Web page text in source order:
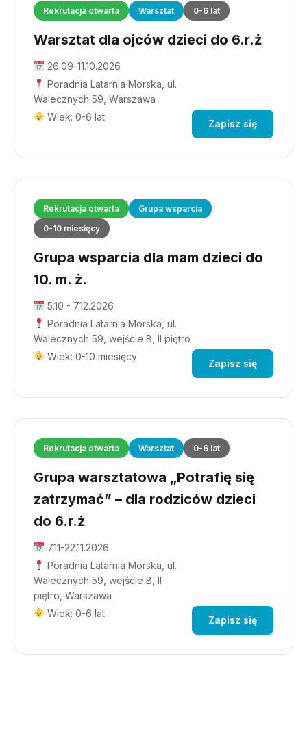
Rekrutacja otwarta Warsztat 0-6 lat
Warsztat dla ojców dzieci do 6.r.ż
26.09-11.10.2026
Poradnia Latarnia Morska, ul.
Walecznych 59, Warszawa
Wiek: 0-6 lat
Zapisz się
Rekrutacja otwarta
Grupa wsparcia
0-10 miesięcy
Grupa wsparcia dla mam dzieci do
10. m. ż.
5.10 - 7.12.2026
Poradnia Latarnia Morska, ul.
Walecznych 59, wejście B, II piętro
Wiek: 0-10 miesięcy
Zapisz się
Rekrutacja otwarta Warsztat 0-6 lat
Grupa warsztatowa „Potrafię się
zatrzymać” – dla rodziców dzieci
do 6.r.ż
7.11-22.11.2026
Poradnia Latarnia Morska, ul.
Walecznych 59, wejście B, II
piętro, Warszawa
Wiek: 0-6 lat
Zapisz się